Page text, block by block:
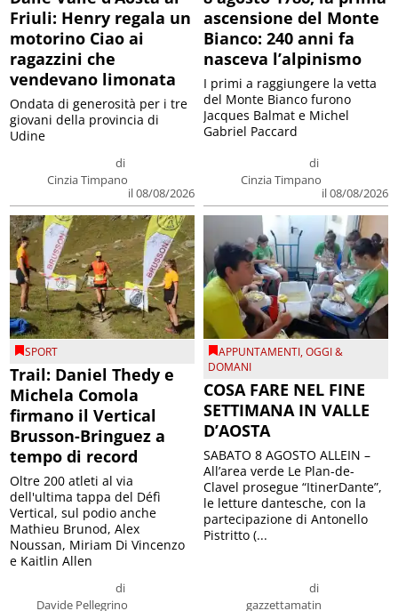
Friuli: Henry regala un
motorino Ciao ai
ragazzini che
vendevano limonata
di
Cinzia Timpano
il 08/08/2026
Ondata di generosità per i tre
giovani della provincia di
Udine
ascensione del Monte
Bianco: 240 anni fa
nasceva l’alpinismo
di
Cinzia Timpano
il 08/08/2026
I primi a raggiungere la vetta
del Monte Bianco furono
Jacques Balmat e Michel
Gabriel Paccard
SPORT
Trail: Daniel Thedy e
Michela Comola
firmano il Vertical
Brusson-Bringuez a
tempo di record
di
Davide Pellegrino
Oltre 200 atleti al via
dell'ultima tappa del Défì
Vertical, sul podio anche
Mathieu Brunod, Alex
Noussan, Miriam Di Vincenzo
e Kaitlin Allen
APPUNTAMENTI,OGGI &
DOMANI
COSA FARE NEL FINE
SETTIMANA IN VALLE
D’AOSTA
di
gazzettamatin
SABATO 8 AGOSTO ALLEIN –
All’area verde Le Plan-de-
Clavel prosegue “ItinerDante”,
le letture dantesche, con la
partecipazione di Antonello
Pistritto (...